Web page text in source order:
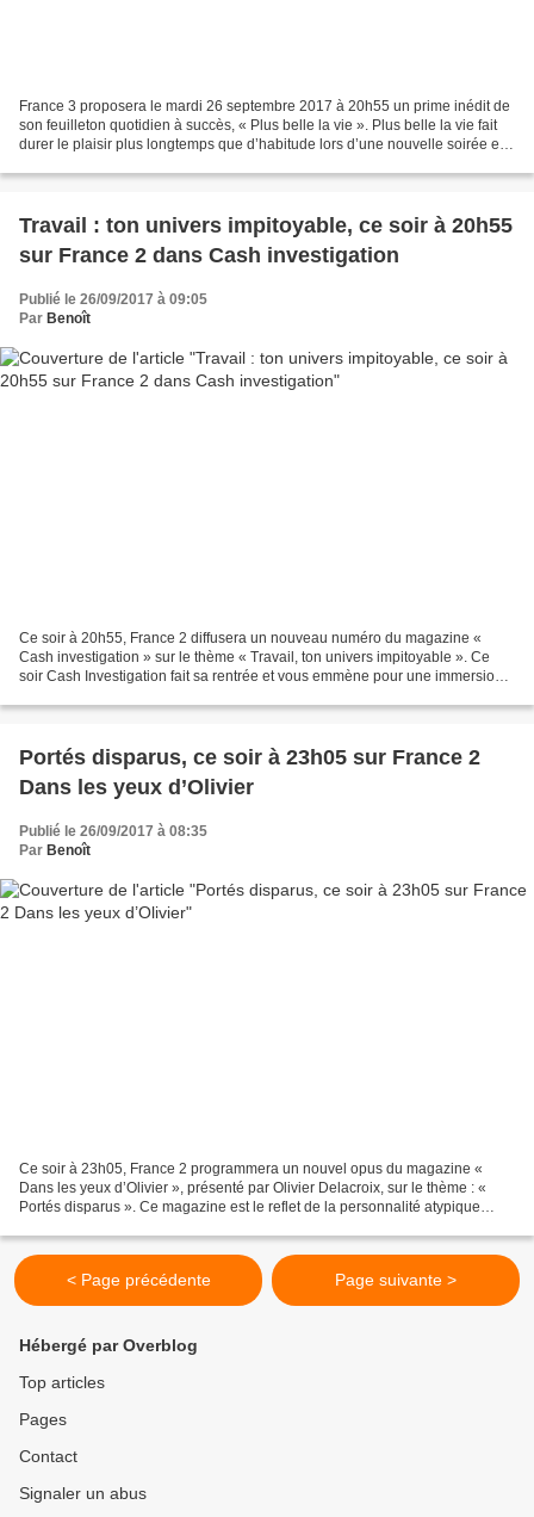
France 3 proposera le mardi 26 septembre 2017 à 20h55 un prime inédit de
son feuilleton quotidien à succès, « Plus belle la vie ». Plus belle la vie fait
durer le plaisir plus longtemps que d’habitude lors d’une nouvelle soirée en
Travail : ton univers impitoyable, ce soir à 20h55
sur France 2 dans Cash investigation
Publié le 26/09/2017 à 09:05
Par Benoît
Ce soir à 20h55, France 2 diffusera un nouveau numéro du magazine «
Cash investigation » sur le thème « Travail, ton univers impitoyable ». Ce
soir Cash Investigation fait sa rentrée et vous emmène pour une immersion
Portés disparus, ce soir à 23h05 sur France 2
Dans les yeux d’Olivier
Publié le 26/09/2017 à 08:35
Par Benoît
Ce soir à 23h05, France 2 programmera un nouvel opus du magazine «
Dans les yeux d’Olivier », présenté par Olivier Delacroix, sur le thème : «
Portés disparus ». Ce magazine est le reflet de la personnalité atypique
< Page précédente Page suivante >
Hébergé par Overblog
Top articles
Pages
Contact
Signaler un abus